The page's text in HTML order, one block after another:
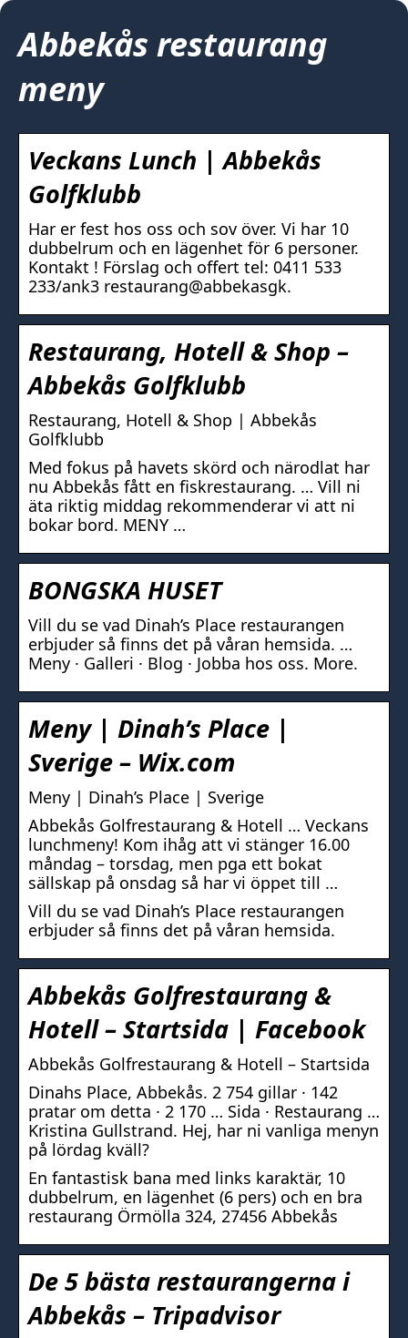
Abbekås restaurang
meny
Veckans Lunch | Abbekås
Golfklubb
Har er fest hos oss och sov över. Vi har 10
dubbelrum och en lägenhet för 6 personer.
Kontakt ! Förslag och offert tel: 0411 533
233/ank3 restaurang@abbekasgk.
Restaurang, Hotell & Shop –
Abbekås Golfklubb
Restaurang, Hotell & Shop | Abbekås
Golfklubb
Med fokus på havets skörd och närodlat har
nu Abbekås fått en fiskrestaurang. … Vill ni
äta riktig middag rekommenderar vi att ni
bokar bord. MENY …
BONGSKA HUSET
Vill du se vad Dinah’s Place restaurangen
erbjuder så finns det på våran hemsida. …
Meny · Galleri · Blog · Jobba hos oss. More.
Meny | Dinah’s Place |
Sverige – Wix.com
Meny | Dinah’s Place | Sverige
Abbekås Golfrestaurang & Hotell … Veckans
lunchmeny! Kom ihåg att vi stänger 16.00
måndag – torsdag, men pga ett bokat
sällskap på onsdag så har vi öppet till …
Vill du se vad Dinah’s Place restaurangen
erbjuder så finns det på våran hemsida.
Abbekås Golfrestaurang &
Hotell – Startsida | Facebook
Abbekås Golfrestaurang & Hotell – Startsida
Dinahs Place, Abbekås. 2 754 gillar · 142
pratar om detta · 2 170 … Sida · Restaurang …
Kristina Gullstrand. Hej, har ni vanliga menyn
på lördag kväll?
En fantastisk bana med links karaktär, 10
dubbelrum, en lägenhet (6 pers) och en bra
restaurang Örmölla 324, 27456 Abbekås
De 5 bästa restaurangerna i
Abbekås – Tripadvisor